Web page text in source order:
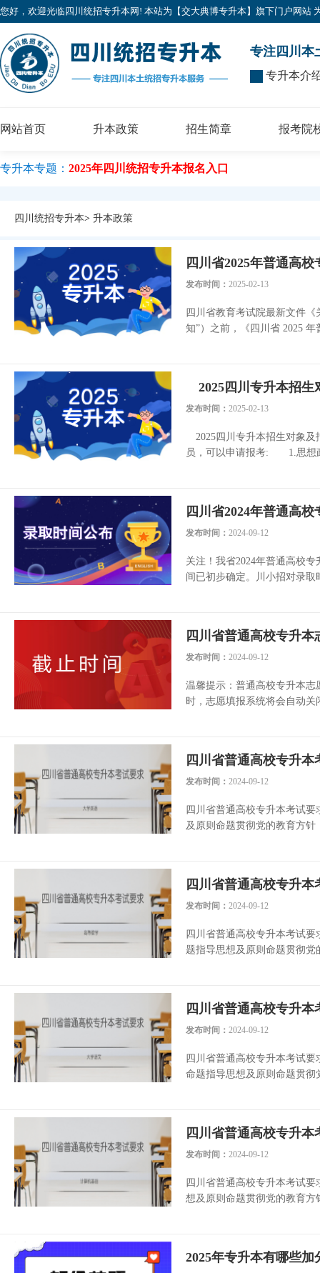
您好，欢迎光临四川统招专升本网! 本站为【交大典博专升本】旗下门户网站
专注四川本
专升本介
网站首页 升本政策 招生简章 报考院
专升本专题： 2025年四川统招专升本报名入口
四川统招专升本> 升本政策
四川省2025年普通高
发布时间： 2025-02-13
四川省教育考试院最新文件
知”）之前，《四川省 2025
2025四川专升本招生
发布时间： 2025-02-13
2025四川专升本招生对象
员，可以申请报考: 1.思想
四川省2024年普通高
发布时间： 2024-09-12
关注！我省2024年普通高校
间已初步确定。川小招对录
四川省普通高校专升本
发布时间： 2024-09-12
温馨提示：普通高校专升本志
时，志愿填报系统将会自动
四川省普通高校专升
发布时间： 2024-09-12
四川省普通高校专升本考试
及原则命题贯彻党的教育方
四川省普通高校专升
发布时间： 2024-09-12
四川省普通高校专升本考试
题指导思想及原则命题贯彻
四川省普通高校专升
发布时间： 2024-09-12
四川省普通高校专升本考试
命题指导思想及原则命题贯
四川省普通高校专升
发布时间： 2024-09-12
四川省普通高校专升本考试
想及原则命题贯彻党的教育
2025年专升本有哪些加